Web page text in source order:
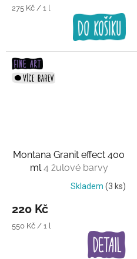
Měrná
275 Kč / 1 l
Montana Granit effect 400
ml4 žulové barvy
Skladem (3 ks)
220 Kč
Měrná
550 Kč / 1 l